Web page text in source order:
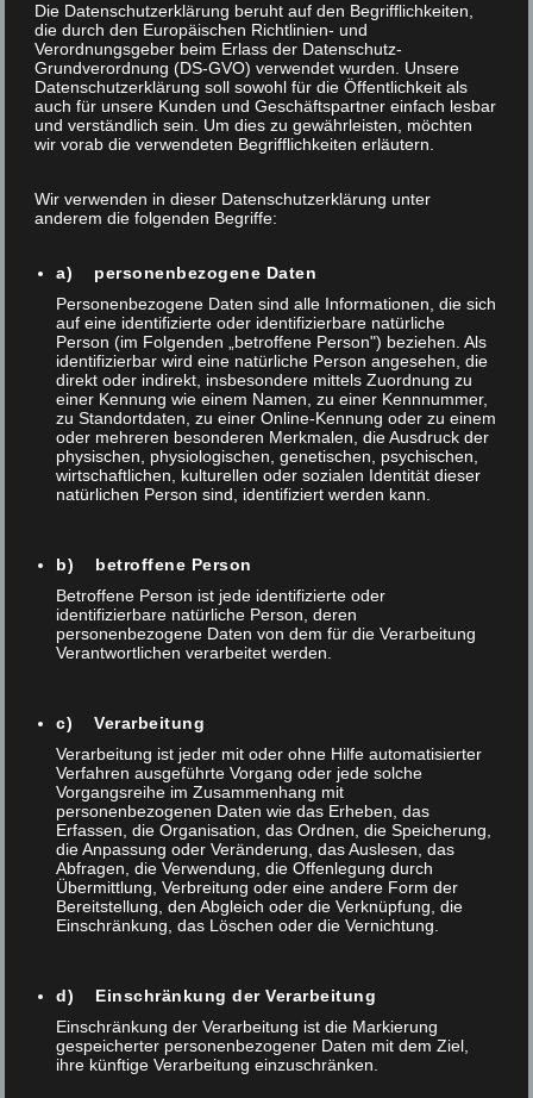
NEWS LETTERS
LASER INSIGHTS Newsletter-Kampagne · teltec systems ag 10
Ausgaben Alle zwei Wochen DE · FR · EN Über diese
Kampagne Im Zweiwochenrhythmus erhalten Abonnenten
praxisnahe Einblicke in Laser-Technologie, regulatorische
Anforderungen und aktuelle Entwicklungen – aufbereitet für
Entscheider und Fachpersonen aus Medizintechnik, Automotive,
Elektronik und Maschinenbau. Themenübersicht 1 Der Strich,...
NEWS
Die Datenschutzerklärung beruht auf den Begrifflichkeiten,
die durch den Europäischen Richtlinien- und
Verordnungsgeber beim Erlass der Datenschutz-
Grundverordnung (DS-GVO) verwendet wurden. Unsere
Datenschutzerklärung soll sowohl für die Öffentlichkeit als
auch für unsere Kunden und Geschäftspartner einfach lesbar
und verständlich sein. Um dies zu gewährleisten, möchten
wir vorab die verwendeten Begrifflichkeiten erläutern.
Wir verwenden in dieser Datenschutzerklärung unter
anderem die folgenden Begriffe:
a) personenbezogene Daten
Personenbezogene Daten sind alle Informationen, die sich
auf eine identifizierte oder identifizierbare natürliche
Person (im Folgenden „betroffene Person") beziehen. Als
identifizierbar wird eine natürliche Person angesehen, die
direkt oder indirekt, insbesondere mittels Zuordnung zu
einer Kennung wie einem Namen, zu einer Kennnummer,
zu Standortdaten, zu einer Online-Kennung oder zu einem
oder mehreren besonderen Merkmalen, die Ausdruck der
physischen, physiologischen, genetischen, psychischen,
wirtschaftlichen, kulturellen oder sozialen Identität dieser
natürlichen Person sind, identifiziert werden kann.
b) betroffene Person
Betroffene Person ist jede identifizierte oder
identifizierbare natürliche Person, deren
personenbezogene Daten von dem für die Verarbeitung
Verantwortlichen verarbeitet werden.
c) Verarbeitung
Verarbeitung ist jeder mit oder ohne Hilfe automatisierter
Verfahren ausgeführte Vorgang oder jede solche
Vorgangsreihe im Zusammenhang mit
personenbezogenen Daten wie das Erheben, das
Erfassen, die Organisation, das Ordnen, die Speicherung,
die Anpassung oder Veränderung, das Auslesen, das
Abfragen, die Verwendung, die Offenlegung durch
Übermittlung, Verbreitung oder eine andere Form der
Bereitstellung, den Abgleich oder die Verknüpfung, die
Einschränkung, das Löschen oder die Vernichtung.
d) Einschränkung der Verarbeitung
Einschränkung der Verarbeitung ist die Markierung
gespeicherter personenbezogener Daten mit dem Ziel,
ihre künftige Verarbeitung einzuschränken.